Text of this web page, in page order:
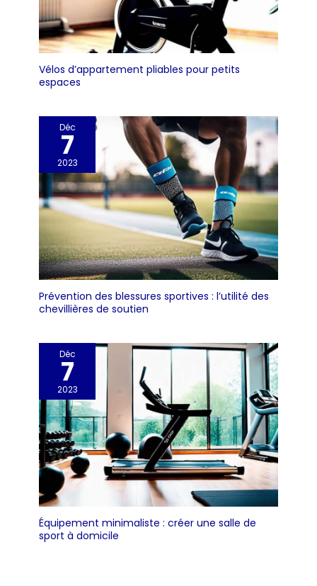
Vélos d’appartement pliables pour petits
espaces
Déc
7
2023
Prévention des blessures sportives : l’utilité des
chevillières de soutien
Déc
7
2023
Équipement minimaliste : créer une salle de
sport à domicile